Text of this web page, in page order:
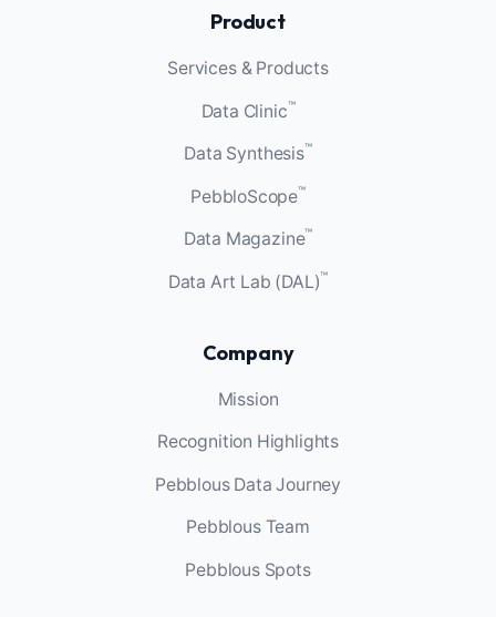
Product
Services & Products
Data Clinic™
Data Synthesis™
PebbloScope™
Data Magazine™
Data Art Lab (DAL)™
Company
Mission
Recognition Highlights
Pebblous Data Journey
Pebblous Team
Pebblous Spots